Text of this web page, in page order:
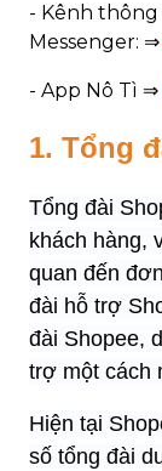
- Kênh
Messenger: ⇒
- App Nô Tì ⇒
1. Tổng
Tổng đài
khách hàng,
quan đến
đài hỗ trợ
đài Shopee,
trợ một cách
Hiện tại
số tổng đài